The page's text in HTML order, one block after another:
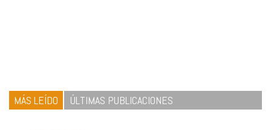
MÁS LEÍDO ÚLTIMAS PUBLICACIONES